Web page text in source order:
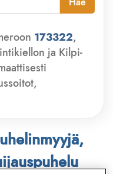
173322,
ja Kilpi-